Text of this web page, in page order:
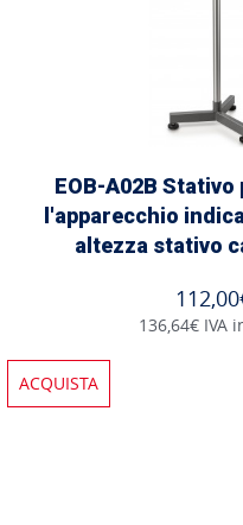
EOB-A02B
l'apparecchio
altezza stativo
136,64€ IVA
ACQUISTA